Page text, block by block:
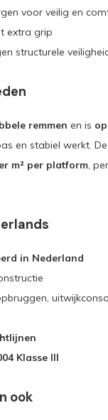
voor veilig en
extra grip
structurele
remmen en is
en stabiel werkt.
m² per platform,
in Nederland
Klasse III
ook